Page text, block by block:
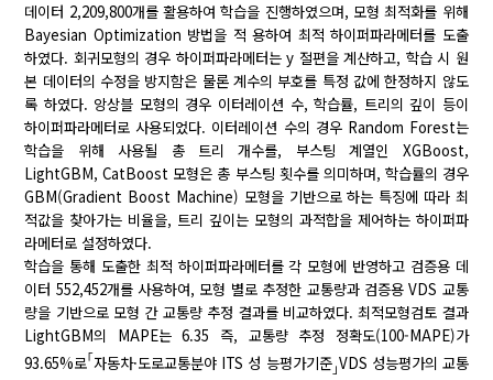
데이터 2,209,800개를 활용하여 학습을 진행하였으며, 모형 최적화를 위해
Bayesian Optimization 방법을 적 용하여 최적 하이퍼파라메터를 도출
하였다. 회귀모형의 경우 하이퍼파라메터는 y 절편을 계산하고, 학습 시 원
본 데이터의 수정을 방지함은 물론 계수의 부호를 특정 값에 한정하지 않도
록 하였다. 앙상블 모형의 경우 이터레이션 수, 학습률, 트리의 깊이 등이
하이퍼파라메터로 사용되었다. 이터레이션 수의 경우 Random Forest는
학습을 위해 사용될 총 트리 개수를, 부스팅 계열인 XGBoost,
LightGBM, CatBoost 모형은 총 부스팅 횟수를 의미하며, 학습률의 경우
GBM(Gradient Boost Machine) 모형을 기반으로 하는 특징에 따라 최
적값을 찾아가는 비율을, 트리 깊이는 모형의 과적합을 제어하는 하이퍼파
라메터로 설정하였다.
학습을 통해 도출한 최적 하이퍼파라메터를 각 모형에 반영하고 검증용 데
이터 552,452개를 사용하여, 모형 별로 추정한 교통량과 검증용 VDS 교통
량을 기반으로 모형 간 교통량 추정 결과를 비교하였다. 최적모형검토 결과
LightGBM의 MAPE는 6.35 즉, 교통량 추정 정확도(100-MAPE)가
93.65%로｢자동차·도로교통분야 ITS 성 능평가기준｣VDS 성능평가의 교통